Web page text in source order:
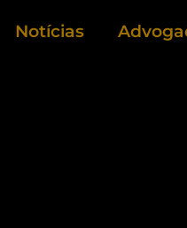
Notícias